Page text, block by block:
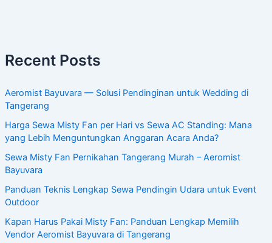
Recent Posts
Aeromist Bayuvara — Solusi Pendinginan untuk Wedding di
Tangerang
Harga Sewa Misty Fan per Hari vs Sewa AC Standing: Mana
yang Lebih Menguntungkan Anggaran Acara Anda?
Sewa Misty Fan Pernikahan Tangerang Murah – Aeromist
Bayuvara
Panduan Teknis Lengkap Sewa Pendingin Udara untuk Event
Outdoor
Kapan Harus Pakai Misty Fan: Panduan Lengkap Memilih
Vendor Aeromist Bayuvara di Tangerang